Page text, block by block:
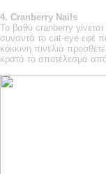
4. Cranberry Nails
Το βαθύ cranberry γίνεται
συναντά το cat-eye εφέ
κόκκινη πινελιά
κρατά το αποτέλεσμα